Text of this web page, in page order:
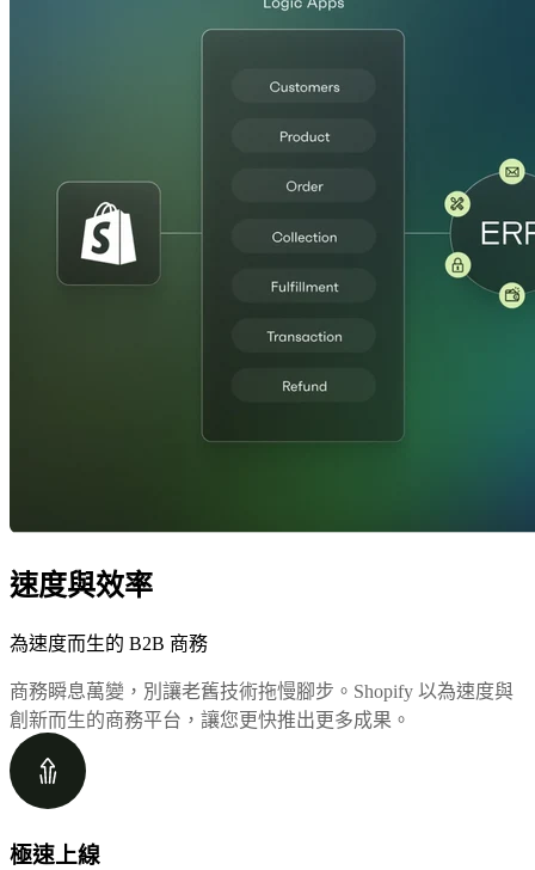
速度與效率
為速度而生的 B2B 商務
商務瞬息萬變，別讓老舊技術拖慢腳步。Shopify 以為速度與
創新而生的商務平台，讓您更快推出更多成果。
極速上線